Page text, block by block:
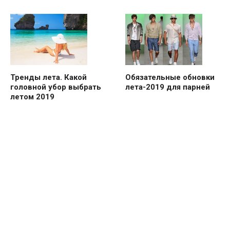
Тренды лета. Какой
головной убор выбрать
летом 2019
Обязательные обновки
лета-2019 для парней